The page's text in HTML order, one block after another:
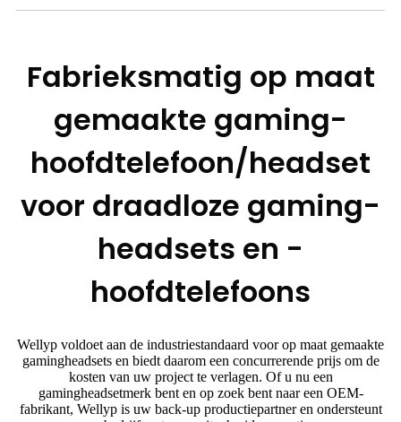
Fabrieksmatig op maat
gemaakte gaming-
hoofdtelefoon/headset
voor draadloze gaming-
headsets en -
hoofdtelefoons
Wellyp voldoet aan de industriestandaard voor op maat gemaakte
gamingheadsets en biedt daarom een ​​concurrerende prijs om de
kosten van uw project te verlagen. Of u nu een
gamingheadsetmerk bent en op zoek bent naar een OEM-
fabrikant, Wellyp is uw back-up productiepartner en ondersteunt